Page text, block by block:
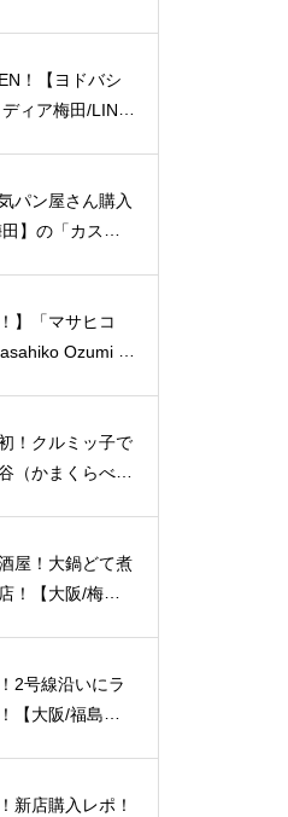
！【ヨドバシ
ィア梅田/LINK
オープン！【J
パン屋さん購入
】の「カスカ
】「マサヒコ
Ozumi P
！クルミッ子で
（かまくらべに
屋！大鍋どて煮
！【大阪/梅田/
2号線沿いにラ
【大阪/福島区/
新店購入レポ！